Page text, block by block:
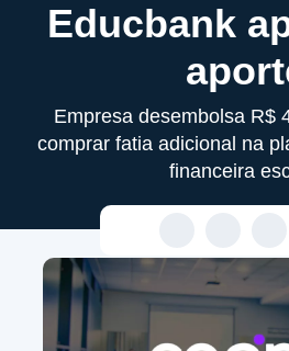
Educbank
Empresa desembolsa R$
comprar fatia adicional na
financeira